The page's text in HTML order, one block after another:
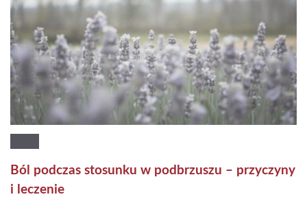
Ból podczas stosunku w podbrzuszu – przyczyny
i leczenie